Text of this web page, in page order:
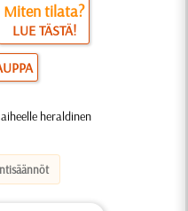
Miten tilata?
LUE TÄSTÄ!
heraldinen